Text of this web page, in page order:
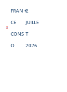
FRAN
CE
CONS
O
2
JUILLE
T
2026